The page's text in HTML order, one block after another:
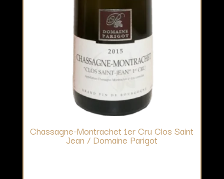
Chassagne-Montrachet 1er Cru Clos Saint
Jean / Domaine Parigot